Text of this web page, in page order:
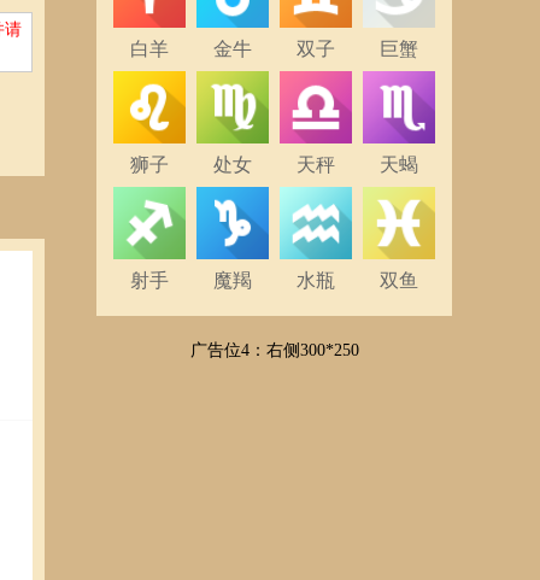
请
白羊 金牛 双子 巨蟹
狮子 处女 天秤 天蝎
射手 魔羯 水瓶 双鱼
广告位4：右侧300*250